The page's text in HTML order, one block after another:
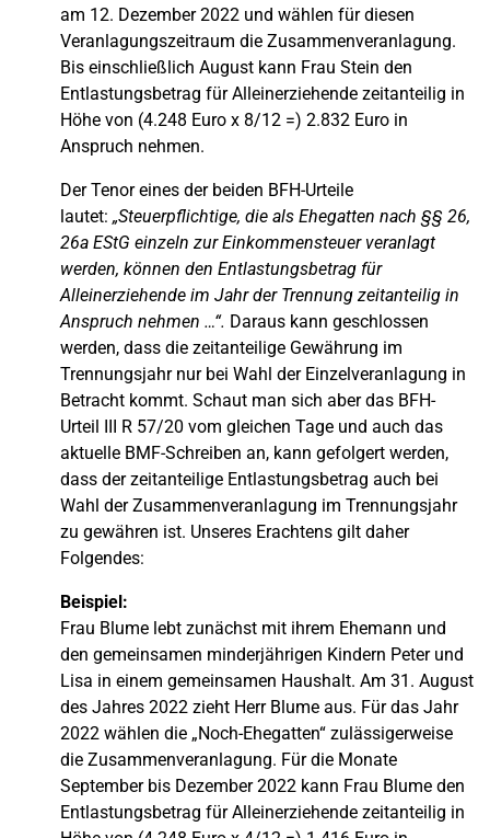
am 12. Dezember 2022 und wählen für diesen
Veranlagungszeitraum die Zusammenveranlagung.
Bis einschließlich August kann Frau Stein den
Entlastungsbetrag für Alleinerziehende zeitanteilig in
Höhe von (4.248 Euro x 8/12 =) 2.832 Euro in
Anspruch nehmen.
Der Tenor eines der beiden BFH-Urteile
lautet: „Steuerpflichtige, die als Ehegatten nach §§ 26,
26a EStG einzeln zur Einkommensteuer veranlagt
werden, können den Entlastungsbetrag für
Alleinerziehende im Jahr der Trennung zeitanteilig in
Anspruch nehmen …“. Daraus kann geschlossen
werden, dass die zeitanteilige Gewährung im
Trennungsjahr nur bei Wahl der Einzelveranlagung in
Betracht kommt. Schaut man sich aber das BFH-
Urteil III R 57/20 vom gleichen Tage und auch das
aktuelle BMF-Schreiben an, kann gefolgert werden,
dass der zeitanteilige Entlastungsbetrag auch bei
Wahl der Zusammenveranlagung im Trennungsjahr
zu gewähren ist. Unseres Erachtens gilt daher
Folgendes:
Beispiel:
Frau Blume lebt zunächst mit ihrem Ehemann und
den gemeinsamen minderjährigen Kindern Peter und
Lisa in einem gemeinsamen Haushalt. Am 31. August
des Jahres 2022 zieht Herr Blume aus. Für das Jahr
2022 wählen die „Noch-Ehegatten“ zulässigerweise
die Zusammenveranlagung. Für die Monate
September bis Dezember 2022 kann Frau Blume den
Entlastungsbetrag für Alleinerziehende zeitanteilig in